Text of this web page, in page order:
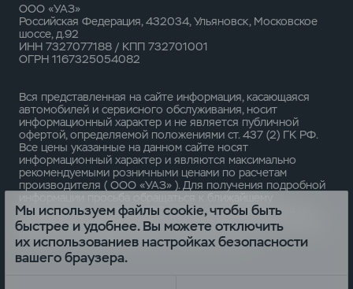
ООО «УАЗ»
Российская Федерация, 432034, Ульяновск, Московское
шоссе, д.92
ИНН 7327077188 / КПП 732701001
ОГРН 1167325054082
Вся представленная на сайте информация, касающаяся
автомобилей и сервисного обслуживания, носит
информационный характер и не является публичной
офертой, определяемой положениями ст. 437 (2) ГК РФ.
Все цены указанные на данном сайте носят
информационный характер и являются максимально
рекомендуемыми розничными ценами по расчетам
производителя ( ООО «УАЗ» ). Для получения подробной
официальному дилеру ООО «УАЗ» . Опубликованная на
данном сайте информация может быть изменена в любое
время без предварительного уведомления.
Мы используем файлы cookie, чтобы быть
быстрее и удобнее. Вы можете отключить
их использованиев настройках безопасности
вашего браузера.